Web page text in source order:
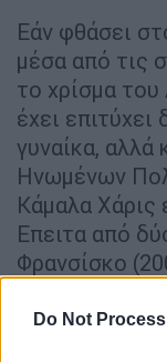
Do Not
Εάν φθάσει
μέσα από τις
το χρίσμα
έχει
γυναίκα,
Ηνωμένων
Κάμαλα Χάρις
Επειτα από
Φρανσίσκο
2017) και